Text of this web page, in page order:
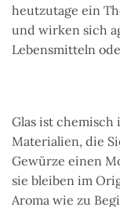
heutzutage ein
und wirken sich
Lebensmitteln
Glas ist
Materialien, die
Gewürze einen
sie bleiben im
Aroma wie zu